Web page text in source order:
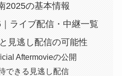
2025の基本情報
ライブ配信・中継一覧
見逃し配信の可能性
Aftermovieの公開
できる見逃し配信